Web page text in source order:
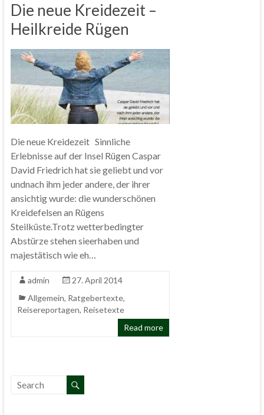
Die neue Kreidezeit –
Heilkreide Rügen
Die neue Kreidezeit Sinnliche
Erlebnisse auf der Insel Rügen Caspar
David Friedrich hat sie geliebt und vor
undnach ihm jeder andere, der ihrer
ansichtig wurde: die wunderschönen
Kreidefelsen an Rügens
Steilküste.Trotz wetterbedingter
Abstürze stehen sieerhaben und
majestätisch wie eh…
admin
27. April 2014
Allgemein, Ratgebertexte,
Reisereportagen, Reisetexte
Read more